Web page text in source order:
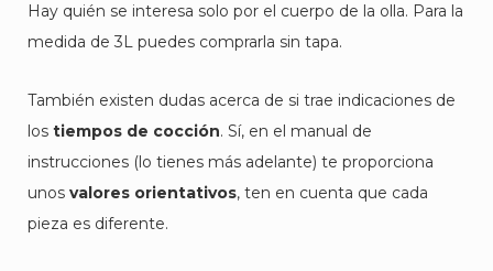
Hay quién se interesa solo por el cuerpo de la olla. Para la
medida de 3L puedes comprarla sin tapa.
También existen dudas acerca de si trae indicaciones de
los tiempos de cocción. Sí, en el manual de
instrucciones (lo tienes más adelante) te proporciona
unos valores orientativos, ten en cuenta que cada
pieza es diferente.